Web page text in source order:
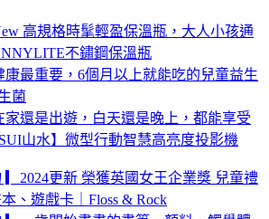
高規格時髦輕盈保溫瓶，大人小孩通
不鏽鋼保溫瓶
最重要，6個月以上就能吃的兒童益生
菌
還是出遊，白天還是晚上，都能享受
山水】微型行動智慧高亮度投影機
▎2024更新 榮獲英國女王企業獎 兒童禮
、遊戲卡｜Floss & Rock